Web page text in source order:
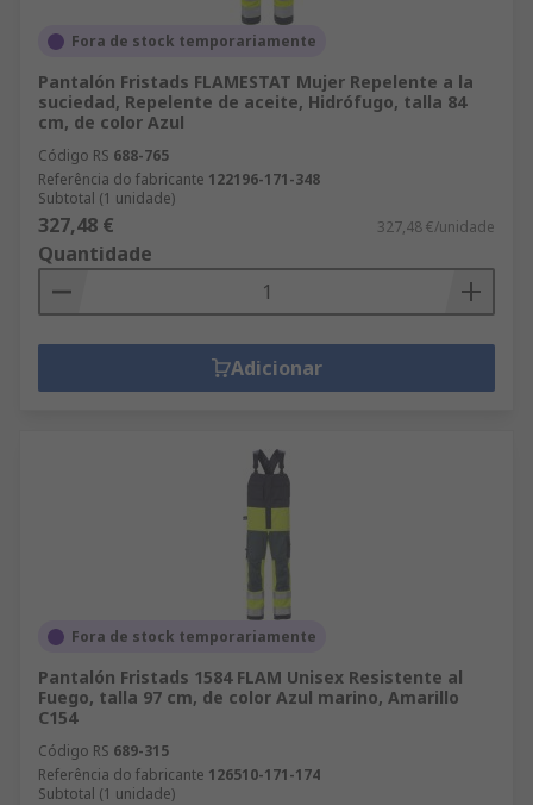
Fora de stock temporariamente
Pantalón Fristads FLAMESTAT Mujer Repelente a la
suciedad, Repelente de aceite, Hidrófugo, talla 84
cm, de color Azul
Código RS 688-765
Referência do fabricante 122196-171-348
Subtotal (1 unidade)
327,48 € 327,48 €/unidade
Quantidade
Adicionar
Fora de stock temporariamente
Pantalón Fristads 1584 FLAM Unisex Resistente al
Fuego, talla 97 cm, de color Azul marino, Amarillo
C154
Código RS 689-315
Referência do fabricante 126510-171-174
Subtotal (1 unidade)